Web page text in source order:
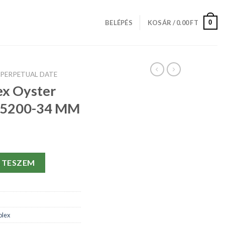
BELÉPÉS KOSÁR /0.00FT 0
DATE
Oyster
34 MM
Date 15200-34 MM mennyiség